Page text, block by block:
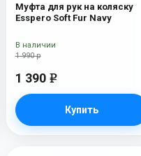
Муфта для рук на коляску
Esspero Soft Fur Navy
1 990 р
1 390 e
Купить
В наличии